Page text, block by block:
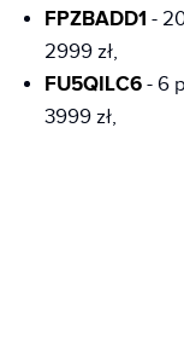
FPZBADD1 -
2999 zł,
FU5QILC6 - 6
3999 zł,